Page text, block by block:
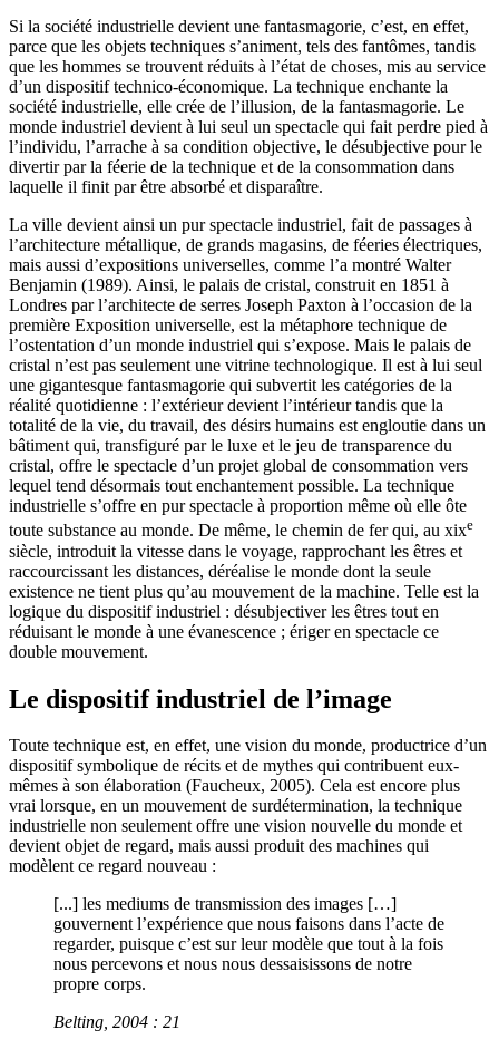
Si la société industrielle devient une fantasmagorie, c’est, en effet,
parce que les objets techniques s’animent, tels des fantômes, tandis
que les hommes se trouvent réduits à l’état de choses, mis au service
d’un dispositif technico-économique. La technique enchante la
société industrielle, elle crée de l’illusion, de la fantasmagorie. Le
monde industriel devient à lui seul un spectacle qui fait perdre pied à
l’individu, l’arrache à sa condition objective, le désubjective pour le
divertir par la féerie de la technique et de la consommation dans
laquelle il finit par être absorbé et disparaître.
La ville devient ainsi un pur spectacle industriel, fait de passages à
l’architecture métallique, de grands magasins, de féeries électriques,
mais aussi d’expositions universelles, comme l’a montré Walter
Benjamin (1989). Ainsi, le palais de cristal, construit en 1851 à
Londres par l’architecte de serres Joseph Paxton à l’occasion de la
première Exposition universelle, est la métaphore technique de
l’ostentation d’un monde industriel qui s’expose. Mais le palais de
cristal n’est pas seulement une vitrine technologique. Il est à lui seul
une gigantesque fantasmagorie qui subvertit les catégories de la
réalité quotidienne : l’extérieur devient l’intérieur tandis que la
totalité de la vie, du travail, des désirs humains est engloutie dans un
bâtiment qui, transfiguré par le luxe et le jeu de transparence du
cristal, offre le spectacle d’un projet global de consommation vers
lequel tend désormais tout enchantement possible. La technique
industrielle s’offre en pur spectacle à proportion même où elle ôte
toute substance au monde. De même, le chemin de fer qui, au xixe
siècle, introduit la vitesse dans le voyage, rapprochant les êtres et
raccourcissant les distances, déréalise le monde dont la seule
existence ne tient plus qu’au mouvement de la machine. Telle est la
logique du dispositif industriel : désubjectiver les êtres tout en
réduisant le monde à une évanescence ; ériger en spectacle ce
double mouvement.
Le dispositif industriel de l’image
Toute technique est, en effet, une vision du monde, productrice d’un
dispositif symbolique de récits et de mythes qui contribuent eux-
mêmes à son élaboration (Faucheux, 2005). Cela est encore plus
vrai lorsque, en un mouvement de surdétermination, la technique
industrielle non seulement offre une vision nouvelle du monde et
devient objet de regard, mais aussi produit des machines qui
modèlent ce regard nouveau :
[...] les mediums de transmission des images […]
gouvernent l’expérience que nous faisons dans l’acte de
regarder, puisque c’est sur leur modèle que tout à la fois
nous percevons et nous nous dessaisissons de notre
propre corps.
Belting, 2004 : 21